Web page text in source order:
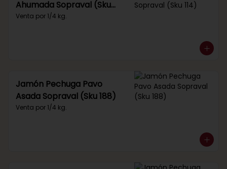
Ahumada Sopraval (Sku
114)
Venta por 1/4 kg.
Jamón Pechuga Pavo
Asada Sopraval (Sku 188)
Venta por 1/4 kg.